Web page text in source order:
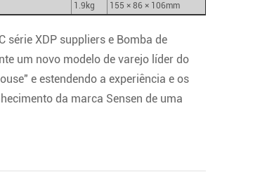
1.9kg 155 × 86 × 106mm
série XDP supplierse Bomba de
um novo modelo de varejo líder do
e estendendo a experiência e os
da marca Sensen de uma